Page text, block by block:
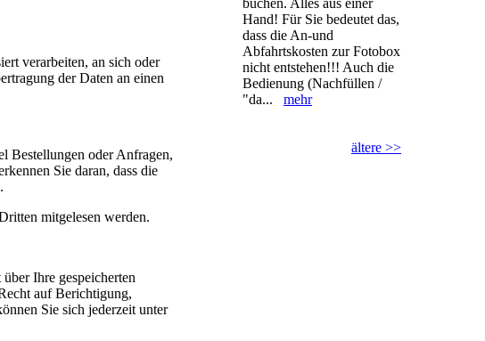
verarbeiten, an sich oder
der Daten an einen
Bestellungen oder Anfragen,
Sie daran, dass die
mitgelesen werden.
Ihre gespeicherten
auf Berichtigung,
Sie sich jederzeit unter
buchen. Alles aus einer
Hand! Für Sie bedeutet das,
dass die An-und
Abfahrtskosten zur Fotobox
nicht entstehen!!! Auch die
Bedienung (Nachfüllen /
"da... mehr
ältere >>